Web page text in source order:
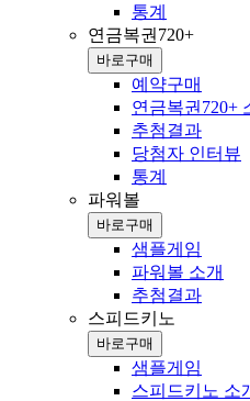
통계
연금복권720+
바로구매
예약구매
연금복권720+
추첨결과
당첨자 인터뷰
통계
파워볼
바로구매
샘플게임
파워볼 소개
추첨결과
스피드키노
바로구매
샘플게임
스피드키노 소